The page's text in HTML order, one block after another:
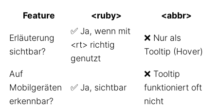
Feature <ruby> <abbr>
Erläuterung
sichtbar?
✅ Ja, wenn mit
<rt> richtig
genutzt
❌ Nur als
Tooltip (Hover)
Auf
Mobilgeräten
erkennbar?
✅ Ja, sichtbar
❌ Tooltip
funktioniert oft
nicht